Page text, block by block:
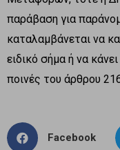
παράβαση για
καταλαμβάνεται να
ειδικό σήμα ή να
ποινές του άρθρου
Facebook